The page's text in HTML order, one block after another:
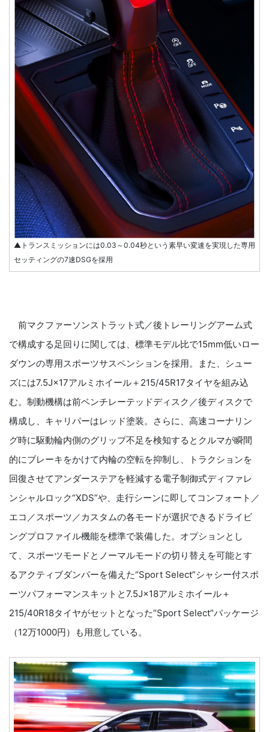
▲トランスミッションには0.03～0.04秒という素早い変速を実現した専用
セッティングの7速DSGを採用
前マクファーソンストラット式／後トレーリングアーム式
で構成する足回りに関しては、標準モデル比で15mm低いロー
ダウンの専用スポーツサスペンションを採用。また、シュー
ズには7.5J×17アルミホイール＋215/45R17タイヤを組み込
む。制動機構は前ベンチレーテッドディスク／後ディスクで
構成し、キャリパーはレッド塗装。さらに、高速コーナリン
グ時に駆動輪内側のグリップ不足を検知するとクルマが瞬間
的にブレーキをかけて内輪の空転を抑制し、トラクションを
回復させてアンダーステアを軽減する電子制御式ディファレ
ンシャルロック“XDS”や、走行シーンに即してコンフォート／
エコ／スポーツ／カスタムの各モードが選択できるドライビ
ングプロファイル機能を標準で装備した。オプションとし
て、スポーツモードとノーマルモードの切り替えを可能とす
るアクティブダンパーを備えた“Sport Select”シャシー付スポ
ーツパフォーマンスキットと7.5J×18アルミホイール＋
215/40R18タイヤがセットとなった“Sport Select”パッケージ
（12万1000円）も用意している。